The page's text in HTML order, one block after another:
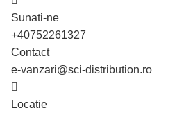
-16%
Sunati-ne
+40752261327
Contact
e-vanzari@sci-distribution.ro
Locatie